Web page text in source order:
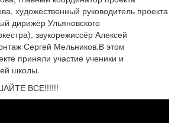
художественный руководитель проекта
дирижёр Ульяновского
звукорежиссёр Алексей
Сергей Мельников.В этом
приняли участие ученики и
школы.
ВСЕ!!!!!!